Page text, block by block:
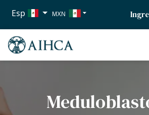
Esp MXN
EUR